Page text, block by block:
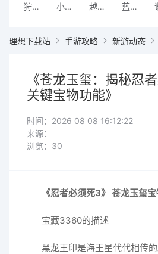
狩猎迷城恐龙大战游戏 小影记app 越野军事卡车司机游戏 蓝天火龙传奇安卓版
理想下载站 手游攻略 新游动态
《苍龙玉玺：揭秘忍
关键宝物功能》
时间：2026 08 08 16:12:22
来源：
浏览：30
《忍者必须死3》 苍龙玉玺
宝藏3360的描述
黑龙王印是海王星代代相传